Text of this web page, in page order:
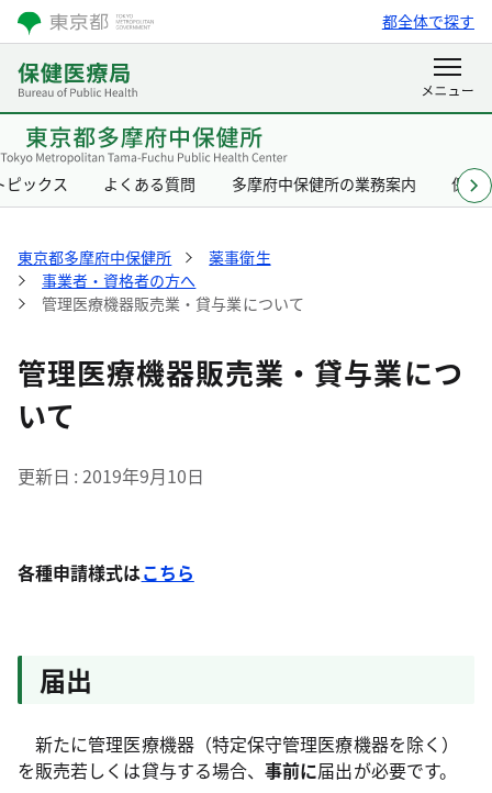
都全体で探す
ピックス よくある質問 多摩府中保健所の業務案内 保健
東京都多摩府中保健所
薬事衛生
事業者・資格者の方へ
管理医療機器販売業・貸与業について
管理医療機器販売業・貸与業につ
いて
更新日 2019年9月10日
各種申請様式はこちら
届出
新たに管理医療機器（特定保守管理医療機器を除く）
を販売若しくは貸与する場合、事前に届出が必要です。